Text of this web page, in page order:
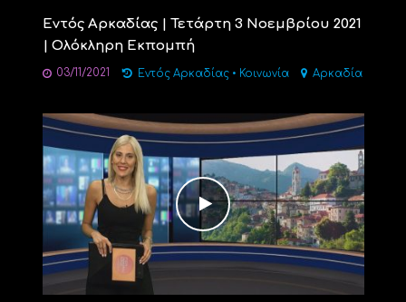
Εντός Αρκαδίας | Τετάρτη 3 Νοεμβρίου 2021
| Ολόκληρη Εκπομπή
03/11/2021 Εντός Αρκαδίας • Κοινωνία Αρκαδία